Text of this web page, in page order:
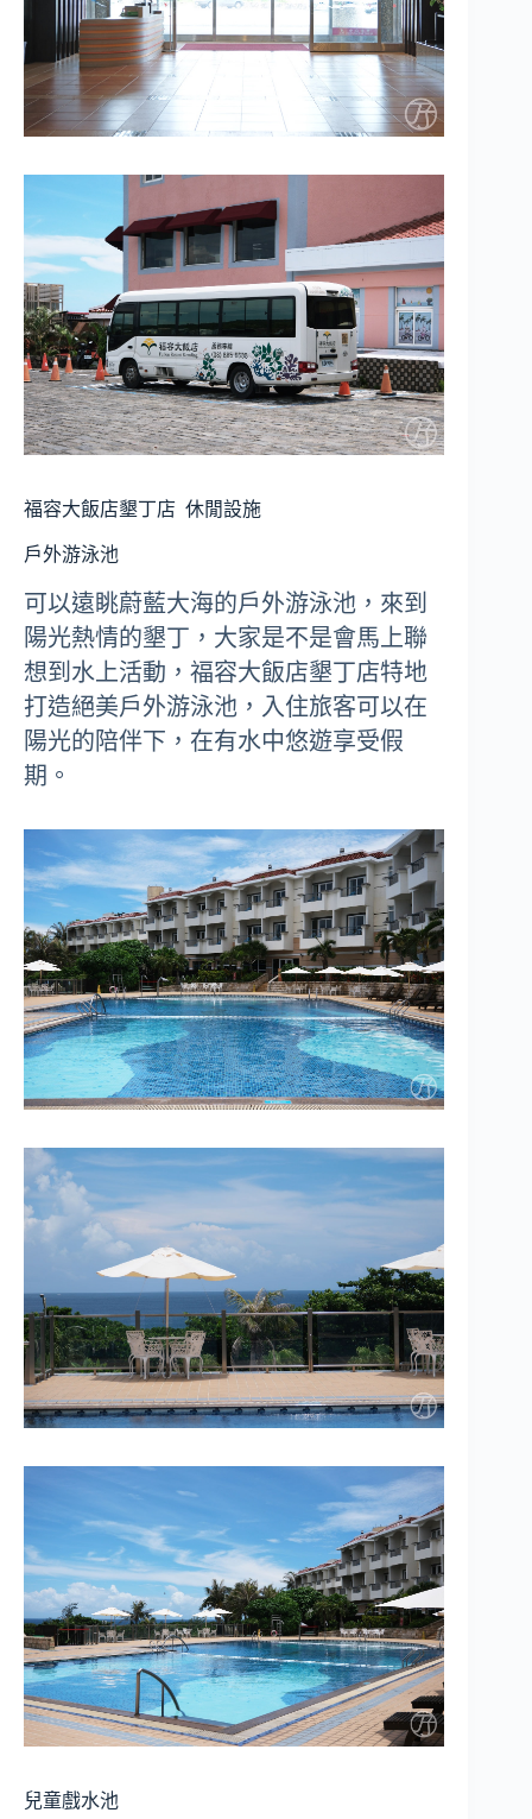
福容大飯店墾丁店 休閒設施
戶外游泳池
可以遠眺蔚藍大海的戶外游泳池，來到
陽光熱情的墾丁，大家是不是會馬上聯
想到水上活動，福容大飯店墾丁店特地
打造絕美戶外游泳池，入住旅客可以在
陽光的陪伴下，在有水中悠遊享受假
期。
兒童戲水池